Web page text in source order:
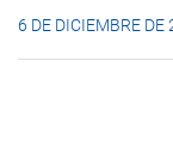
6 DE DICIEMBRE DE